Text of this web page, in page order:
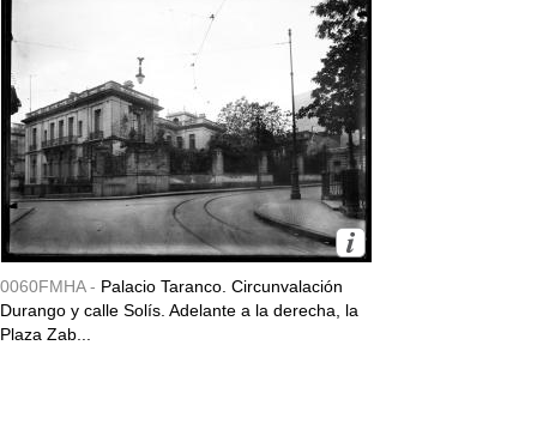
0060FMHA - Palacio Taranco. Circunvalación
Durango y calle Solís. Adelante a la derecha, la
Plaza Zab...